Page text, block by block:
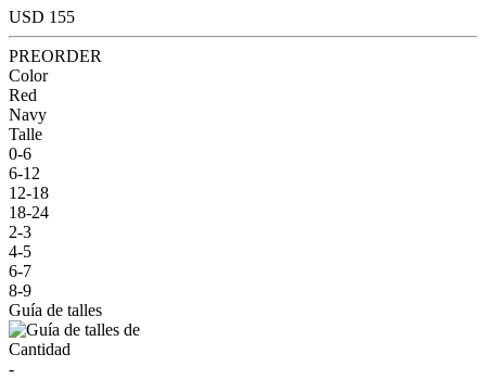
USD 155
PREORDER
Color
Red
Navy
Talle
0-6
6-12
12-18
18-24
2-3
4-5
6-7
8-9
Guía de talles
Cantidad
-